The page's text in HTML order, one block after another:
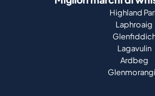
Highland
Laphroaig
Lagavulin
Ardbeg